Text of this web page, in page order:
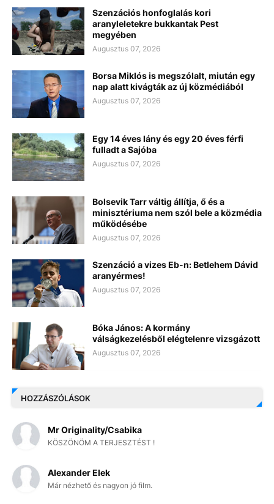
Szenzációs honfoglalás kori
aranyleletekre bukkantak Pest
megyében
Augusztus 07, 2026
Borsa Miklós is megszólalt, miután egy
nap alatt kivágták az új közmédiából
Augusztus 07, 2026
Egy 14 éves lány és egy 20 éves férfi
fulladt a Sajóba
Augusztus 07, 2026
Bolsevik Tarr váltig állítja, ő és a
minisztériuma nem szól bele a közmédia
működésébe
Augusztus 07, 2026
Szenzáció a vizes Eb-n: Betlehem Dávid
aranyérmes!
Augusztus 07, 2026
Bóka János: A kormány
válságkezelésből elégtelenre vizsgázott
Augusztus 07, 2026
HOZZÁSZÓLÁSOK
Mr Originality/Csabika
KÖSZÖNÖM A TERJESZTÉST !
Alexander Elek
Már nézhető és nagyon jó film.